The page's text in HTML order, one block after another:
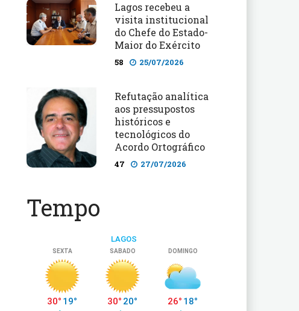
Lagos recebeu a
visita institucional
do Chefe do Estado-
Maior do Exército
58 25/07/2026
Refutação analítica
aos pressupostos
históricos e
tecnológicos do
Acordo Ortográfico
47 27/07/2026
Tempo